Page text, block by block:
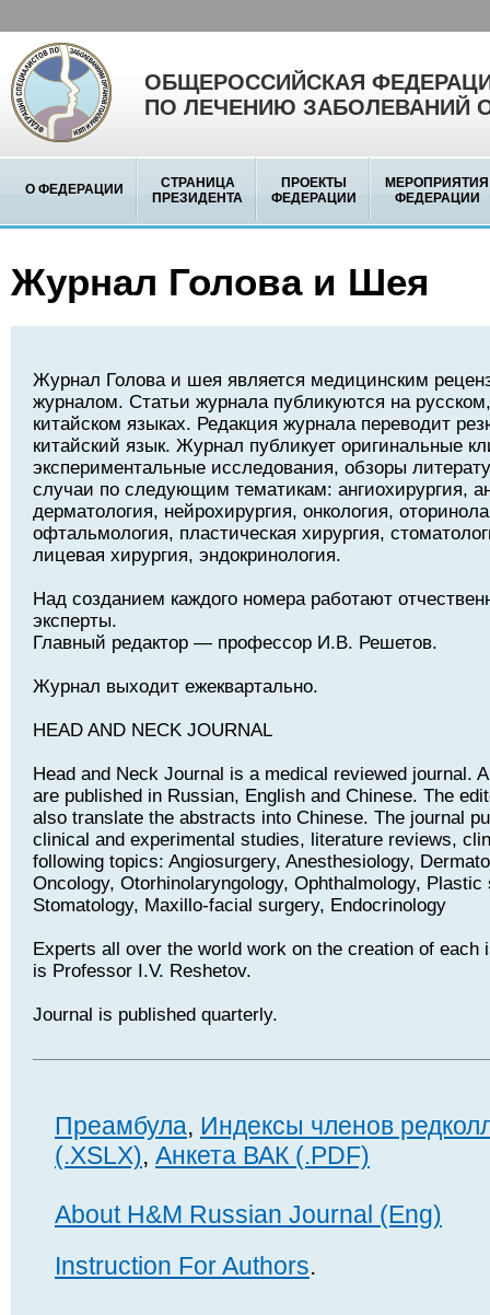
ОБЩЕРОССИЙСКАЯ
ПО ЛЕЧЕНИЮ ЗАБОЛЕВАНИЙ
О ФЕДЕРАЦИИ
СТРАНИЦА
ПРЕЗИДЕНТА
ПРОЕКТЫ
ФЕДЕРАЦИИ
МЕРОПРИЯТИЯ
ФЕДЕРАЦИИ
Журнал Голова и Шея
Журнал Голова и шея является медицинским
журналом. Статьи журнала публикуются на
китайском языках. Редакция журнала переводит
китайский язык. Журнал публикует оригинальные
экспериментальные исследования, обзоры
случаи по следующим тематикам: ангиохирургия,
дерматология, нейрохирургия, онкология,
офтальмология, пластическая хирургия,
лицевая хирургия, эндокринология.
Над созданием каждого номера работают
эксперты.
Главный редактор — профессор И.В. Решетов.
Журнал выходит ежеквартально.
HEAD AND NECK JOURNAL
Head and Neck Journal is a medical reviewed journal.
are published in Russian, English and Chinese. The
also translate the abstracts into Chinese. The journal
clinical and experimental studies, literature reviews,
following topics: Angiosurgery, Anesthesiology,
Oncology, Otorhinolaryngology, Ophthalmology, Plastic
Stomatology, Maxillo-facial surgery, Endocrinology
Experts all over the world work on the creation of each
is Professor I.V. Reshetov.
Journal is published quarterly.
Преамбула, Индексы членов
(.XSLX), Анкета ВАК (.PDF)
About H&M Russian Journal (Eng)
Instruction For Authors.